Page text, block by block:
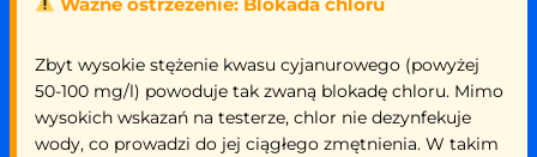
Zbyt wysokie stężenie kwasu cyjanurowego (powyżej
50-100 mg/l) powoduje tak zwaną blokadę chloru. Mimo
wysokich wskazań na testerze, chlor nie dezynfekuje
wody, co prowadzi do jej ciągłego zmętnienia. W takim